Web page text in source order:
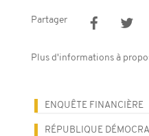
Partager
Plus d'informations à
ENQUÊTE FINANCIÈRE
RÉPUBLIQUE